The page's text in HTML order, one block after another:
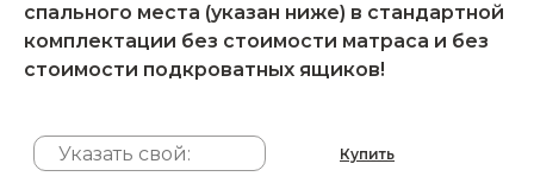
спального места (указан ниже) в стандартной
комплектации без стоимости матраса и без
стоимости подкроватных ящиков!
Купить